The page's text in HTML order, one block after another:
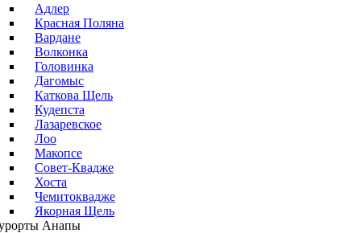
Адлер
Красная Поляна
Вардане
Волконка
Головинка
Дагомыс
Каткова Щель
Кудепста
Лазаревское
Лоо
Макопсе
Совет-Квадже
Хоста
Чемитоквадже
Якорная Щель
Анапы